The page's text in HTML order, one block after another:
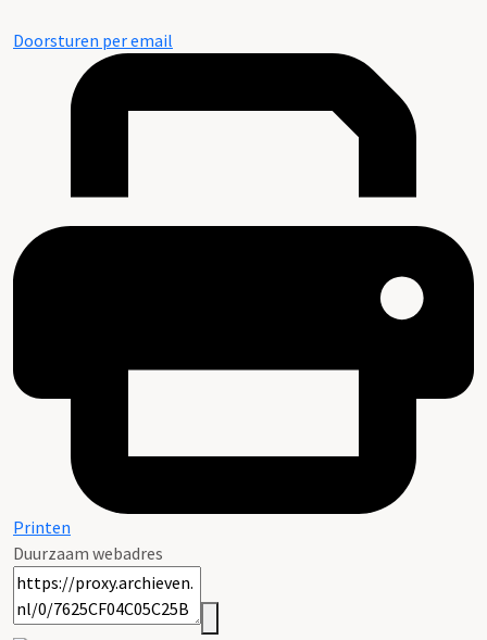
Doorsturen per email
Printen
Duurzaam webadres